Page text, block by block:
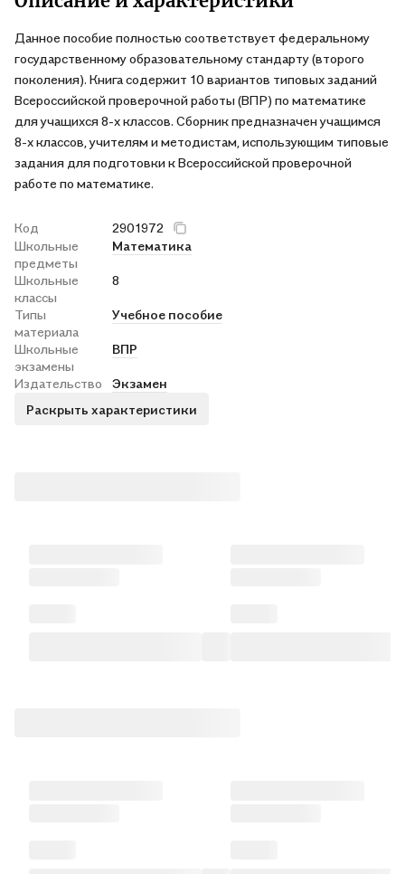
Данное пособие полностью соответствует федеральному
государственному образовательному стандарту (второго
поколения). Книга содержит 10 вариантов типовых заданий
Всероссийской проверочной работы (ВПР) по математике
для учащихся 8-х классов. Сборник предназначен учащимся
8-х классов, учителям и методистам, использующим типовые
задания для подготовки к Всероссийской проверочной
работе по математике.
Код
2901972
Школьные
предметы
Математика
Школьные
классы
8
Типы
материала
Учебное пособие
Школьные
экзамены
ВПР
Издательство
Экзамен
Раскрыть характеристики